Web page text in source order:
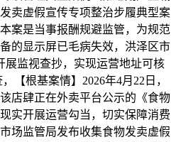
卖虚假宣传专项整治步履典型案
案是当事报酬规避监管，为规范
的显示屏已毛病失效，洪泽区市
展监视查抄，实现运营地址可核
【根基案情】2026年4月22日，
店肆正在外卖平台公示的《食物
实开展运营勾当，切实保障消费
场监管局发布收集食物发卖虚假